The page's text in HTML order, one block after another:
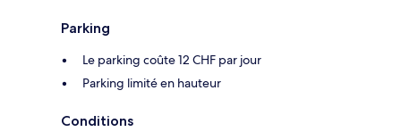
Parking
Le parking coûte 12 CHF par jour
Parking limité en hauteur
Conditions